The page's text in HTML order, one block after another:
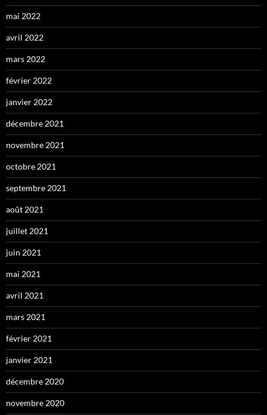
mai 2022
avril 2022
mars 2022
février 2022
janvier 2022
décembre 2021
novembre 2021
octobre 2021
septembre 2021
août 2021
juillet 2021
juin 2021
mai 2021
avril 2021
mars 2021
février 2021
janvier 2021
décembre 2020
novembre 2020